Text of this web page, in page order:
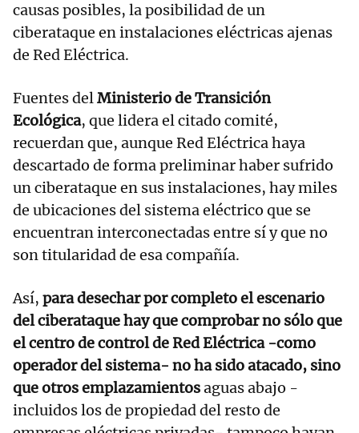
causas posibles, la posibilidad de un
ciberataque en instalaciones eléctricas ajenas
de Red Eléctrica.
Fuentes delMinisterio de Transición
Ecológica, que lidera el citado comité,
recuerdan que, aunque Red Eléctrica haya
descartado de forma preliminar haber sufrido
un ciberataque en sus instalaciones, hay miles
de ubicaciones del sistema eléctrico que se
encuentran interconectadas entre sí y que no
son titularidad de esa compañía.
Así, para desechar por completo el escenario
del ciberataque hay que comprobar no sólo que
el centro de control de Red Eléctrica -como
operador del sistema- no ha sido atacado, sino
que otros emplazamientosaguas abajo -
incluidos los de propiedad del resto de